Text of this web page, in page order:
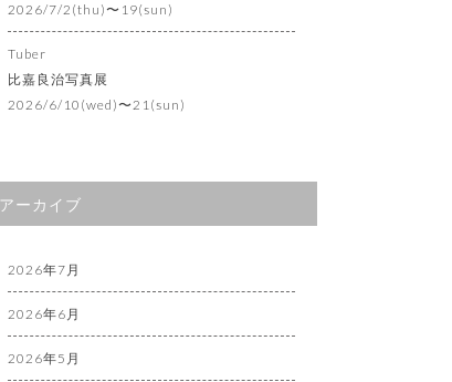
2026/7/2(thu)〜19(sun)
Tuber
比嘉良治写真展
2026/6/10(wed)〜21(sun)
アーカイブ
2026年7月
2026年6月
2026年5月